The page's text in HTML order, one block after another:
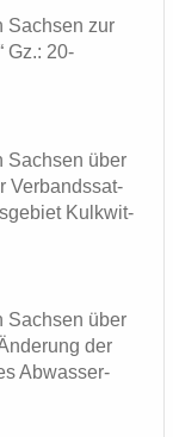
Sach­sen zur
Gz.: 20-
Sach­sen über
Ver­bands­sat­
Kulk­wit­
Sach­sen über
der
Ab­was­ser­